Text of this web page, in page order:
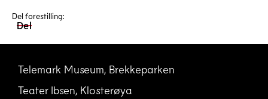
Del forestilling:
Del
Telemark Museum, Brekkeparken
Teater Ibsen, Klosterøya